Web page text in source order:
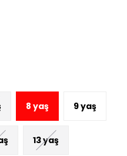
8 yaş 9 yaş
13 yaş